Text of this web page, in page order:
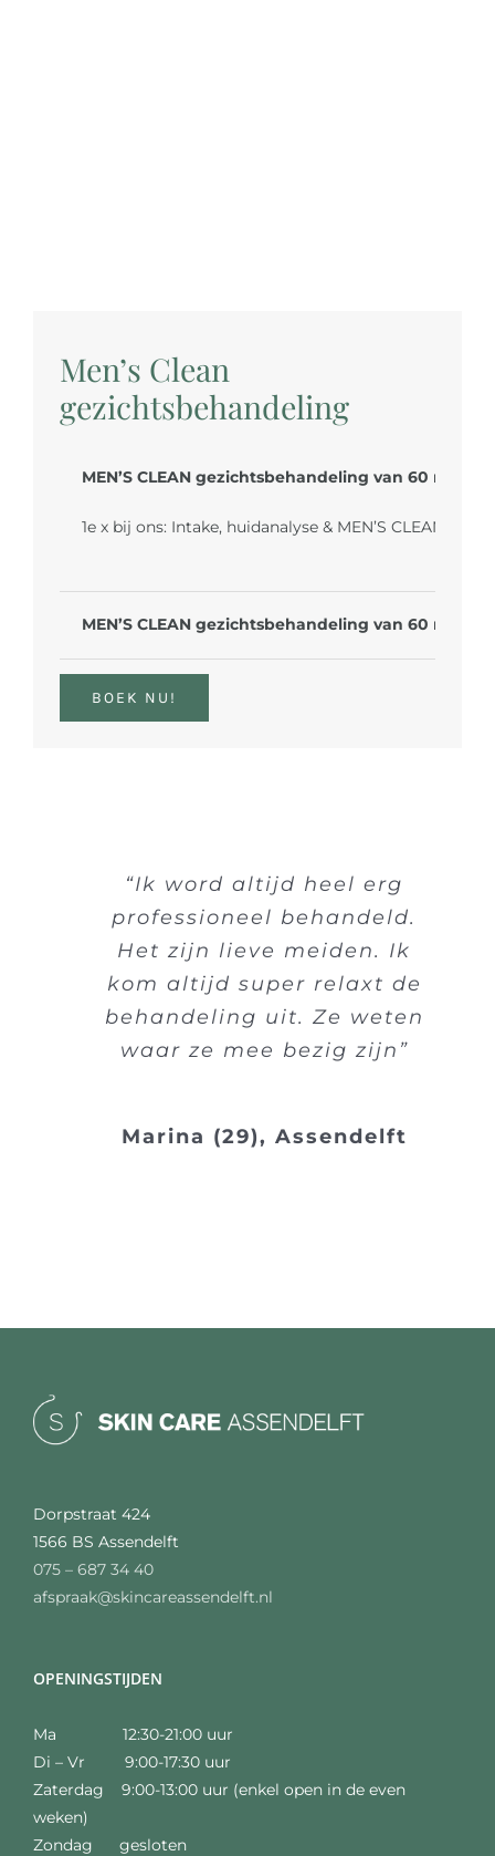
Men’s Clean
gezichtsbehandeling
MEN’S CLEAN gezichtsbehandeling van 60
1e x bij ons: Intake, huidanalyse & MEN’S CLEAN
MEN’S CLEAN gezichtsbehandeling van 60
BOEK NU!
“Ik word altijd heel erg
professioneel behandeld.
Het zijn lieve meiden. Ik
kom altijd super relaxt de
behandeling uit. Ze weten
waar ze mee bezig zijn”
Marina (29), Assendelft
Dorpstraat 424
1566 BS Assendelft
075 – 687 34 40
afspraak@skincareassendelft.nl
OPENINGSTIJDEN
Ma 12:30-21:00 uur
Di – Vr 9:00-17:30 uur
Zaterdag 9:00-13:00 uur (enkel open in de even
weken)
Zondag gesloten